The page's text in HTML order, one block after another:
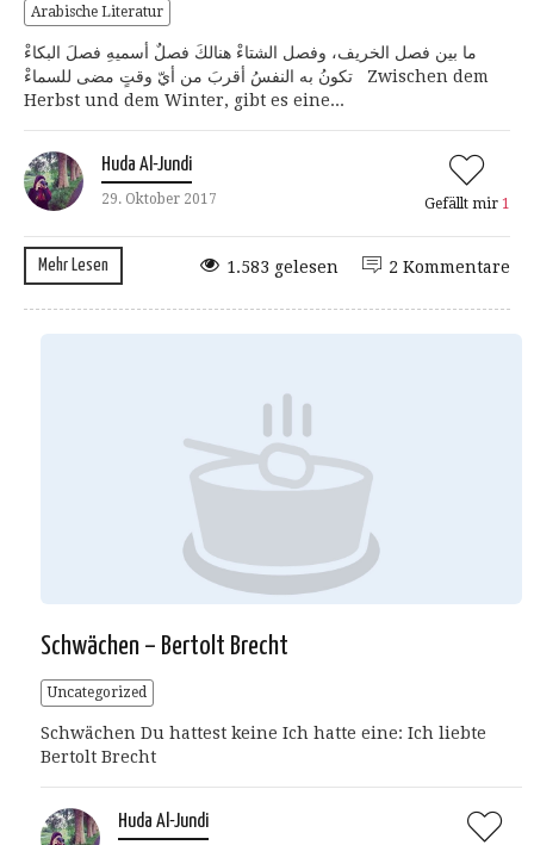
Arabische Literatur
ما بين فصل الخريف، وفصل الشتاءْ هنالكَ فصلٌ أسميهِ فصلَ البكاءْ
تكونُ به النفسُ أقربَ من أيّ وقتٍ مضى للسماءْ Zwischen dem
Herbst und dem Winter, gibt es eine...
Huda Al-Jundi
29. Oktober 2017 Gefällt mir 1
Mehr Lesen 2 Kommentare
1.583 gelesen
Schwächen – Bertolt Brecht
Uncategorized
Schwächen Du hattest keine Ich hatte eine: Ich liebte
Bertolt Brecht
Huda Al-Jundi